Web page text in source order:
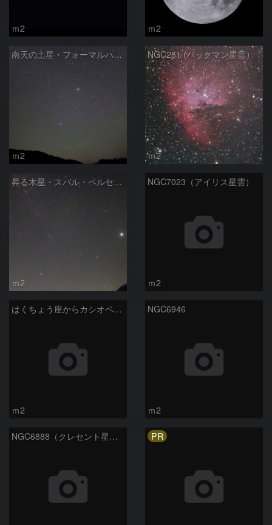
ｍ2 ｍ2
南天の土星・フォーマルハウト
ｍ2
NGC281 (パックマン星雲）
ｍ2
昇る木星・スバル・ペルセウス座
ｍ2
NGC7023（アイリス星雲）
ｍ2
はくちょう座からカシオペア座の天の川
ｍ2
NGC6946
ｍ2
NGC6888（クレセント星雲） PR